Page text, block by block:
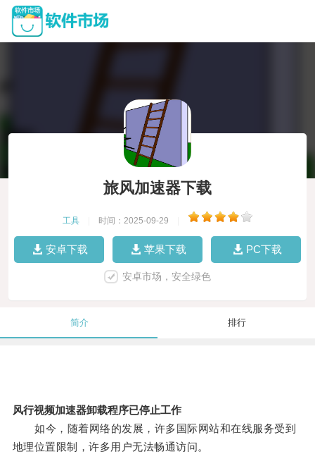
旅风加速器下载
工具 时间：2025-09-29
安卓下载 苹果下载 PC下载
安卓市场，安全绿色
简介 排行
风行视频加速器卸载程序已停止工作
如今，随着网络的发展，许多国际网站和在线服务受到
地理位置限制，许多用户无法畅通访问。